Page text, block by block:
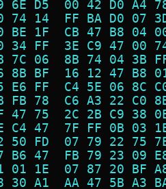
6E D5  00 42 D0 A4
74 14  FF BA D0 07
BE 1F  CB 47 B8 04
34 FF  3E C9 47 00
7C 06  8B 74 04 3B
8B BF  16 12 47 B8
E6 FF  C4 5E 06 8C
FB 78  C6 A3 22 C0
47 75  2C 2B C9 38
C4 47  7F FF 0B 03
50 FD  07 79 22 75
B6 47  FB 79 23 09
01 1E  07 87 20 BF
30 A1  AA 47 5B A3